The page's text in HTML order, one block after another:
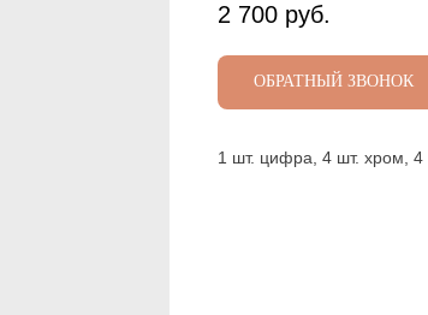
2 700 руб.
ОБРАТНЫЙ ЗВОНОК
1 шт. цифра, 4 шт. хром, 4